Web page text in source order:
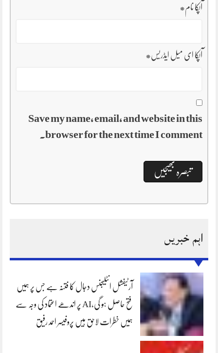
آپکا نام*
آپکا ای میل ایڈریس*
Save my name, email, and website in this
browser for the next time I comment.
اہم خبریں
آرٹیفشل انٹلیجنس دجال کا فتنہ ہے جس پر ہمیں
فتح حاصل ہو گی،AI پر اندھے اعتماد کی وجہ سے
ہمیں خطرات لاحق ہیں پروفیسر احمد رفیق